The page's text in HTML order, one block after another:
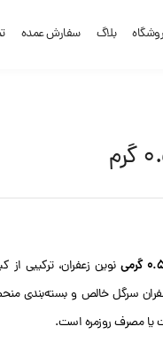
بلاگ سفارش عمده
نوین زعفران، ترکیبی
سرگل خالص و بسته‌بندی
یا مصرف روزمره است.